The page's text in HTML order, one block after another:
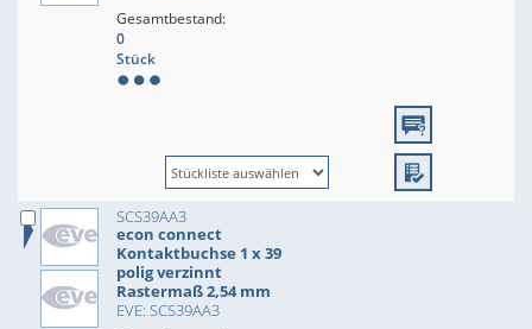
Gesamtbestand:
0
Stück
SCS39AA3
econ connect
Kontaktbuchse 1 x 39
polig verzinnt
Rastermaß 2,54 mm
EVE: SCS39AA3